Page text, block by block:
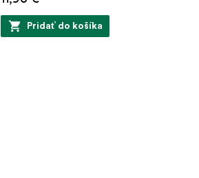
Pridať do košíka